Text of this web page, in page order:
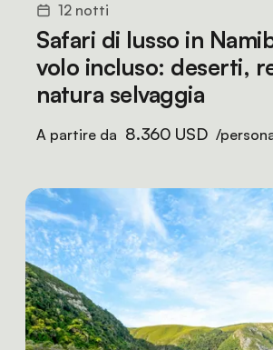
12 notti
Safari di lusso in
volo incluso: deserti,
natura selvaggia
A partire da 8.360 USD /